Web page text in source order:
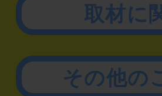
取材に
その他の